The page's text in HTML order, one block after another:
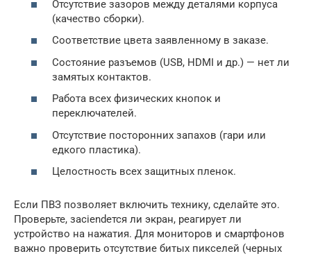
Отсутствие зазоров между деталями корпуса
(качество сборки).
Соответствие цвета заявленному в заказе.
Состояние разъемов (USB, HDMI и др.) — нет ли
замятых контактов.
Работа всех физических кнопок и
переключателей.
Отсутствие посторонних запахов (гари или
едкого пластика).
Целостность всех защитных пленок.
Если ПВЗ позволяет включить технику, сделайте это.
Проверьте, заciendeтся ли экран, реагирует ли
устройство на нажатия. Для мониторов и смартфонов
важно проверить отсутствие битых пикселей (черных